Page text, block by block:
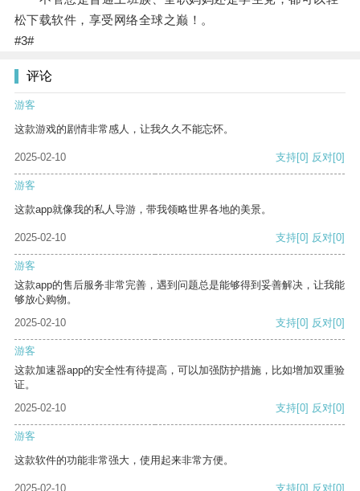
松下载软件，享受网络全球之巅！。
#3#
评论
游客
这款游戏的剧情非常感人，让我久久不能忘怀。
2025-02-10 支持[0] 反对[0]
游客
这款app就像我的私人导游，带我领略世界各地的美景。
2025-02-10 支持[0] 反对[0]
游客
这款app的售后服务非常完善，遇到问题总是能够得到妥善解决，让我能
够放心购物。
2025-02-10
支持[0] 反对[0]
游客
这款加速器app的安全性有待提高，可以加强防护措施，比如增加双重验
证。
2025-02-10
支持[0] 反对[0]
游客
这款软件的功能非常强大，使用起来非常方便。
2025-02-10 支持[0] 反对[0]